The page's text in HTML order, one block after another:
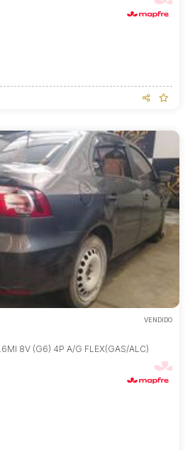
VENDIDO
8V (G6) 4P A/G FLEX(GAS/ALC)